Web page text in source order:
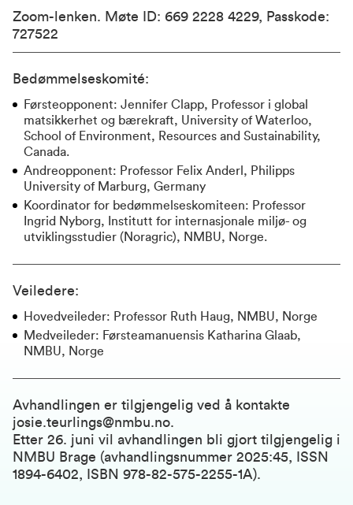
Zoom-lenken. Møte ID: 669 2228 4229, Passkode:
727522
Bedømmelseskomité:
Førsteopponent: Jennifer Clapp, Professor i global
matsikkerhet og bærekraft, University of Waterloo,
School of Environment, Resources and Sustainability,
Canada.
Andreopponent: Professor Felix Anderl, Philipps
University of Marburg, Germany
Koordinator for bedømmelseskomiteen: Professor
Ingrid Nyborg, Institutt for internasjonale miljø- og
utviklingsstudier (Noragric), NMBU, Norge.
Veiledere:
Hovedveileder: Professor Ruth Haug, NMBU, Norge
Medveileder: Førsteamanuensis Katharina Glaab,
NMBU, Norge
Avhandlingen er tilgjengelig ved å kontakte
josie.teurlings@nmbu.no.
Etter 26. juni vil avhandlingen bli gjort tilgjengelig i
NMBU Brage (avhandlingsnummer 2025:45, ISSN
1894-6402, ISBN 978-82-575-2255-1A).